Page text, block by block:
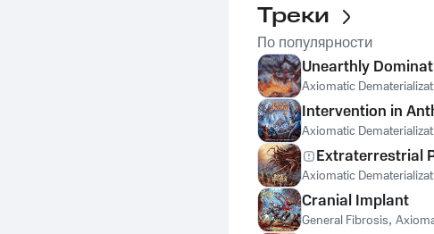
Треки
По популярности
Unearthly
Axiomatic
Intervention in
Axiomatic
Extraterrestrial
Axiomatic
Cranial Implant
General Fibrosis,